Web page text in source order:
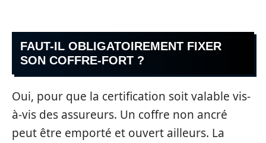
FAUT-IL OBLIGATOIREMENT FIXER
SON COFFRE-FORT ?
Oui, pour que la certification soit valable vis-
à-vis des assureurs. Un coffre non ancré
peut être emporté et ouvert ailleurs. La